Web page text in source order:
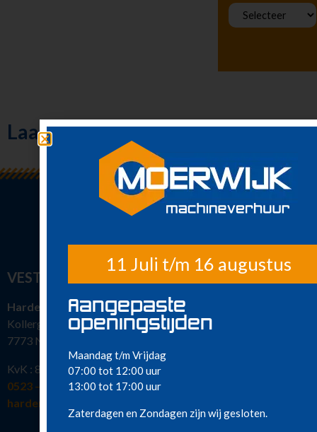
Metaalbewerking
Diversen
Sanitair
Nieuw in ons
Laatst bekeken
VESTIGINGEN
Hardenberg
Kollergang 15
7773 NG Hardenberg
KvK : 82386463
0523 – 216 777
hardenberg@moerwijkverhuur.nl
11 Juli t/m 16 augustus
Aangepaste
openingstijden
Maandag t/m Vrijdag
07:00 tot 12:00 uur
13:00 tot 17:00 uur
Zaterdagen en Zondagen zijn wij gesloten.